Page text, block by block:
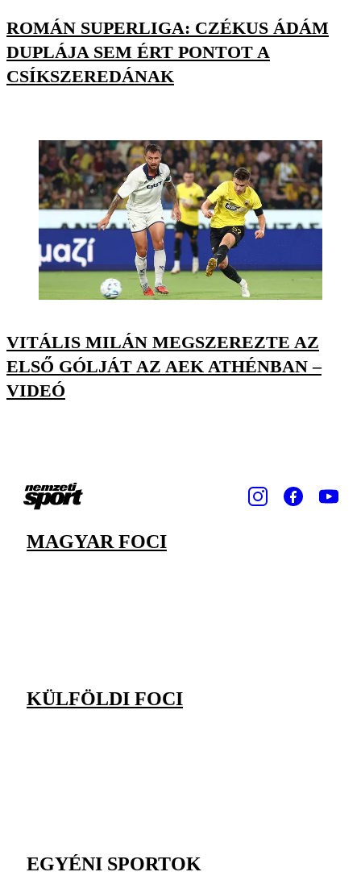
ROMÁN SUPERLIGA: CZÉKUS ÁDÁM
DUPLÁJA SEM ÉRT PONTOT A
CSÍKSZEREDÁNAK
VITÁLIS MILÁN MEGSZEREZTE AZ
ELSŐ GÓLJÁT AZ AEK ATHÉNBAN –
VIDEÓ
MAGYAR FOCI
KÜLFÖLDI FOCI
EGYÉNI SPORTOK